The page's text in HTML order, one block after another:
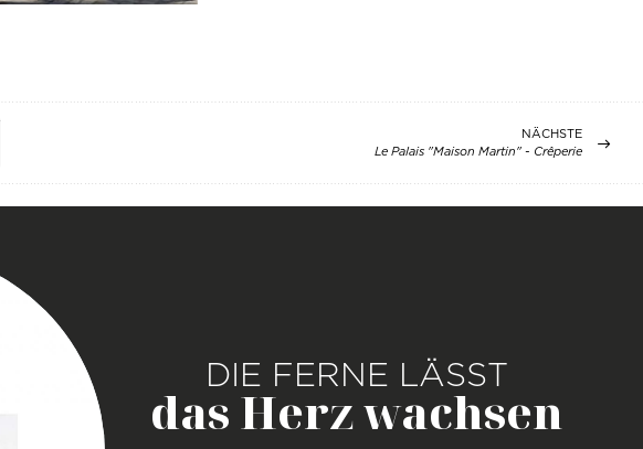
NÄCHSTE
Le Palais "Maison Martin" - Crêperie
DIE FERNE LÄSST
das Herz wachsen